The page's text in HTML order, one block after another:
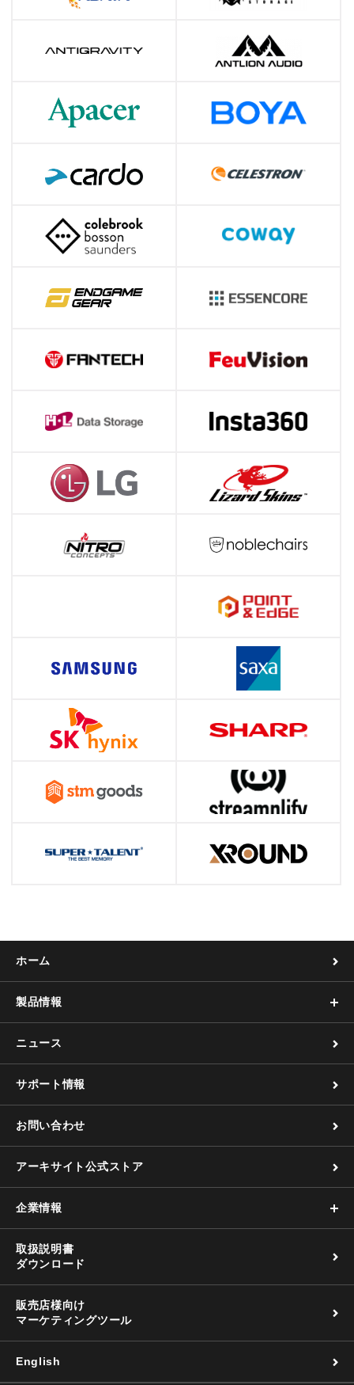
ホーム
製品情報
ニュース
サポート情報
お問い合わせ
アーキサイト公式ストア
企業情報
取扱説明書
ダウンロード
販売店様向け
マーケティングツール
English